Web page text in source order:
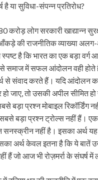
है या सुविधा-संपन्न प्रतिरोध?
करोड़ लोग सरकारी खाद्यान्न
की राजनीतिक व्याख्या
है कि भारत का एक बड़ा वर्ग
समाज में सफल आंदोलन वही होते
से संवाद करते हैं। यदि आंदोलन
जाए, तो उसकी अपील सीमित
बड़ा प्रश्न मोबाइल रिकॉर्डिंग
बड़ा प्रश्न ट्रोल्स नहीं हैं।
नहीं है। इसका अर्थ यह
अर्थ केवल इतना है कि ये बातें
हैं जो आज भी रोज़मर्रा के संघर्ष